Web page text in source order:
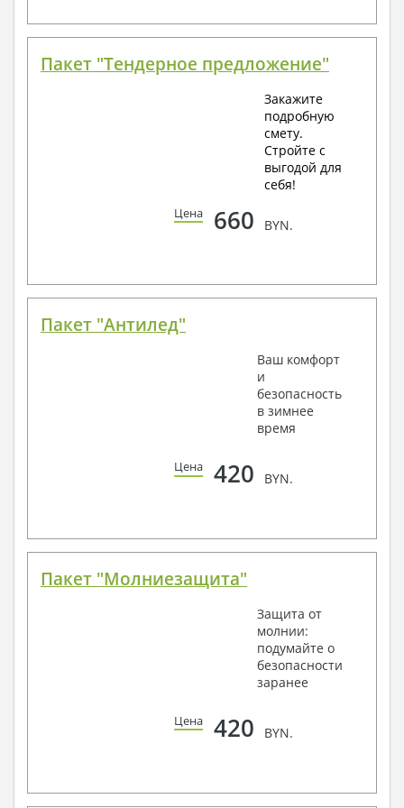
Пакет "Тендерное предложение"
Закажите
подробную
смету.
Стройте с
выгодой для
себя!
Цена 660 BYN.
Пакет "Антилед"
Ваш комфорт
и
безопасность
в зимнее
время
Цена 420 BYN.
Пакет "Молниезащита"
Защита от
молнии:
подумайте о
безопасности
заранее
Цена 420 BYN.